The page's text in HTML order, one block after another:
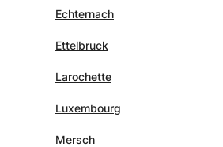
Echternach
Ettelbruck
Larochette
Luxembourg
Mersch